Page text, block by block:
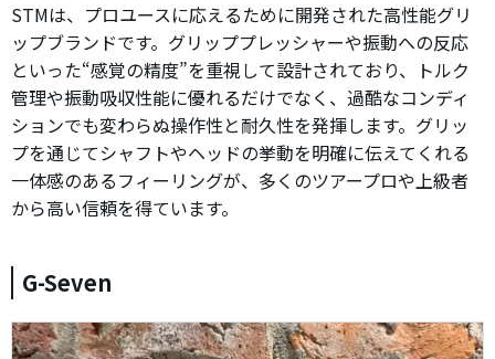
STMは、プロユースに応えるために開発された高性能グリ
ップブランドです。グリッププレッシャーや振動への反応
といった“感覚の精度”を重視して設計されており、トルク
管理や振動吸収性能に優れるだけでなく、過酷なコンディ
ションでも変わらぬ操作性と耐久性を発揮します。グリッ
プを通じてシャフトやヘッドの挙動を明確に伝えてくれる
一体感のあるフィーリングが、多くのツアープロや上級者
から高い信頼を得ています。
G-Seven